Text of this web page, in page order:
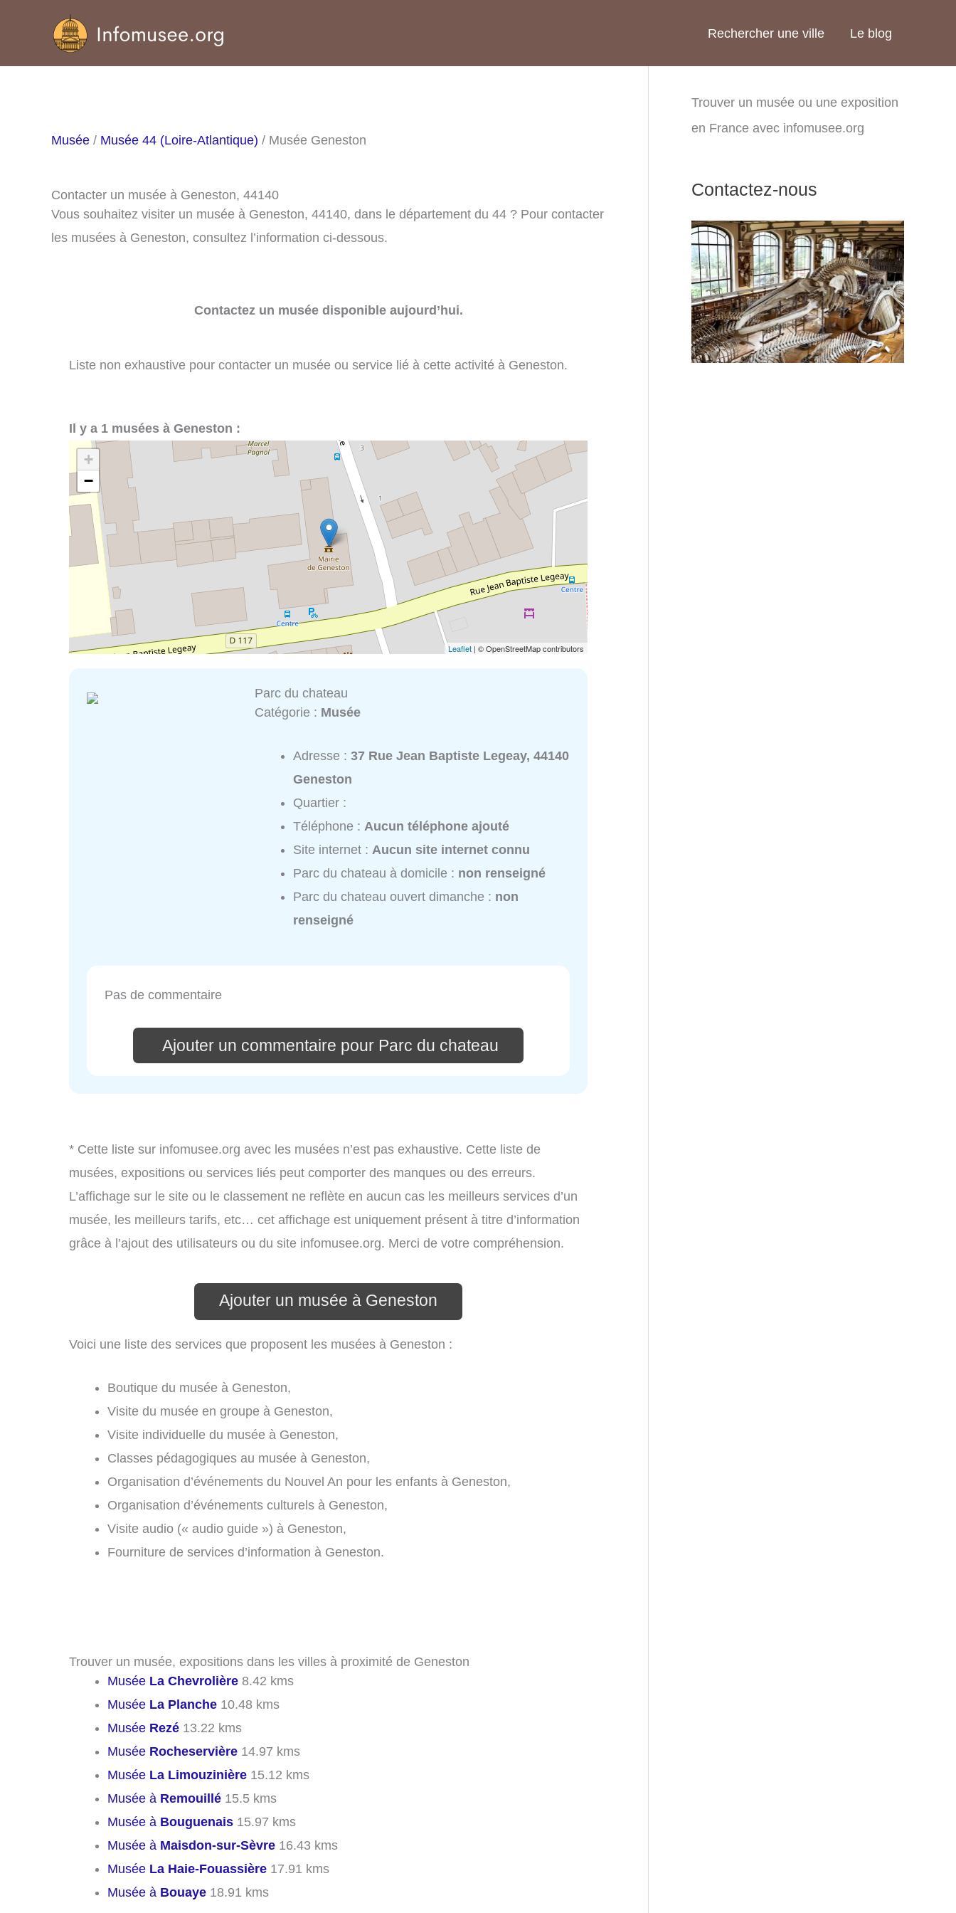
Rechercher une ville Le blog
Musée / Musée 44 (Loire-Atlantique) / Musée Geneston
Contacter un musée à Geneston, 44140
Vous souhaitez visiter un musée à Geneston, 44140, dans le département du 44 ? Pour contacter
les musées à Geneston, consultez l’information ci-dessous.
Contactez un musée disponible aujourd’hui.
Liste non exhaustive pour contacter un musée ou service lié à cette activité à Geneston.
Il y a 1 musées à Geneston :
+
−
Leaflet | © OpenStreetMap contributors
Parc du chateau
Catégorie : Musée
Adresse :37 Rue Jean Baptiste Legeay, 44140
Geneston
Quartier :
Téléphone :Aucun téléphone ajouté
Site internet :Aucun site internet connu
Parc du chateau à domicile : non renseigné
Parc du chateau ouvert dimanche : non
renseigné
Pas de commentaire
Ajouter un commentaire pour Parc du chateau
* Cette liste sur infomusee.org avec les musées n’est pas exhaustive. Cette liste de
musées, expositions ou services liés peut comporter des manques ou des erreurs.
L’affichage sur le site ou le classement ne reflète en aucun cas les meilleurs services d’un
musée, les meilleurs tarifs, etc… cet affichage est uniquement présent à titre d’information
grâce à l’ajout des utilisateurs ou du site infomusee.org. Merci de votre compréhension.
Ajouter un musée à Geneston
Voici une liste des services que proposent les musées à Geneston :
Boutique du musée à Geneston,
Visite du musée en groupe à Geneston,
Visite individuelle du musée à Geneston,
Classes pédagogiques au musée à Geneston,
Organisation d’événements du Nouvel An pour les enfants à Geneston,
Organisation d’événements culturels à Geneston,
Visite audio (« audio guide ») à Geneston,
Fourniture de services d’information à Geneston.
Trouver un musée, expositions dans les villes à proximité de Geneston
Musée La Chevrolière 8.42 kms
Musée La Planche 10.48 kms
Musée Rezé 13.22 kms
Musée Rocheservière 14.97 kms
Musée La Limouzinière 15.12 kms
Musée à Remouillé 15.5 kms
Musée à Bouguenais 15.97 kms
Musée à Maisdon-sur-Sèvre 16.43 kms
Musée La Haie-Fouassière 17.91 kms
Musée à Bouaye 18.91 kms
Trouver un musée ou une exposition
en France avec infomusee.org
Contactez-nous